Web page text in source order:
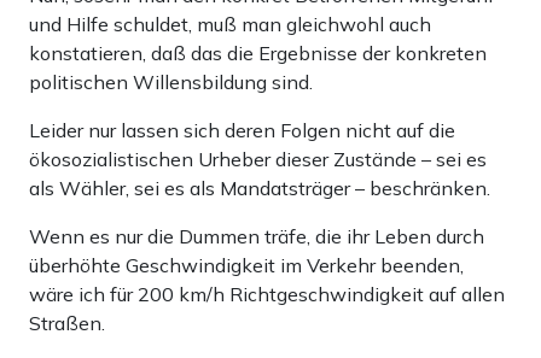
und Hilfe schuldet, muß man gleichwohl auch
konstatieren, daß das die Ergebnisse der konkreten
politischen Willensbildung sind.
Leider nur lassen sich deren Folgen nicht auf die
ökosozialistischen Urheber dieser Zustände – sei es
als Wähler, sei es als Mandatsträger – beschränken.
Wenn es nur die Dummen träfe, die ihr Leben durch
überhöhte Geschwindigkeit im Verkehr beenden,
wäre ich für 200 km/h Richtgeschwindigkeit auf allen
Straßen.